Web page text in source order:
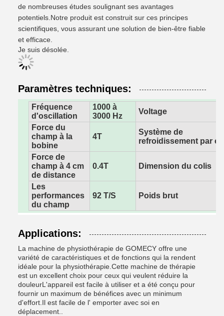
de nombreuses études soulignant ses avantages
potentiels.Notre produit est construit sur ces principes
scientifiques, vous assurant une solution de bien-être fiable
et efficace.
Je suis désolée.
Paramètres techniques:
Fréquence
d'oscillation
1000 à
3000 Hz
Voltage
Force du
champ à la
bobine
4T
Système de
refroidissement par
Force de
champ à 4 cm
de distance
0.4T Dimension du colis
Les
performances
du champ
92 T/S Poids brut
Applications:
La machine de physiothérapie de GOMECY offre une
variété de caractéristiques et de fonctions qui la rendent
idéale pour la physiothérapie.Cette machine de thérapie
est un excellent choix pour ceux qui veulent réduire la
douleurL'appareil est facile à utiliser et a été conçu pour
fournir un maximum de bénéfices avec un minimum
d'effort.Il est facile de l' emporter avec soi en
déplacement..